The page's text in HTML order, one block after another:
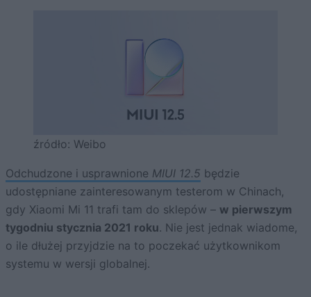
źródło: Weibo
Odchudzone i usprawnione MIUI 12.5 będzie
udostępniane zainteresowanym testerom w Chinach,
gdy Xiaomi Mi 11 trafi tam do sklepów – w pierwszym
tygodniu stycznia 2021 roku. Nie jest jednak wiadome,
o ile dłużej przyjdzie na to poczekać użytkownikom
systemu w wersji globalnej.